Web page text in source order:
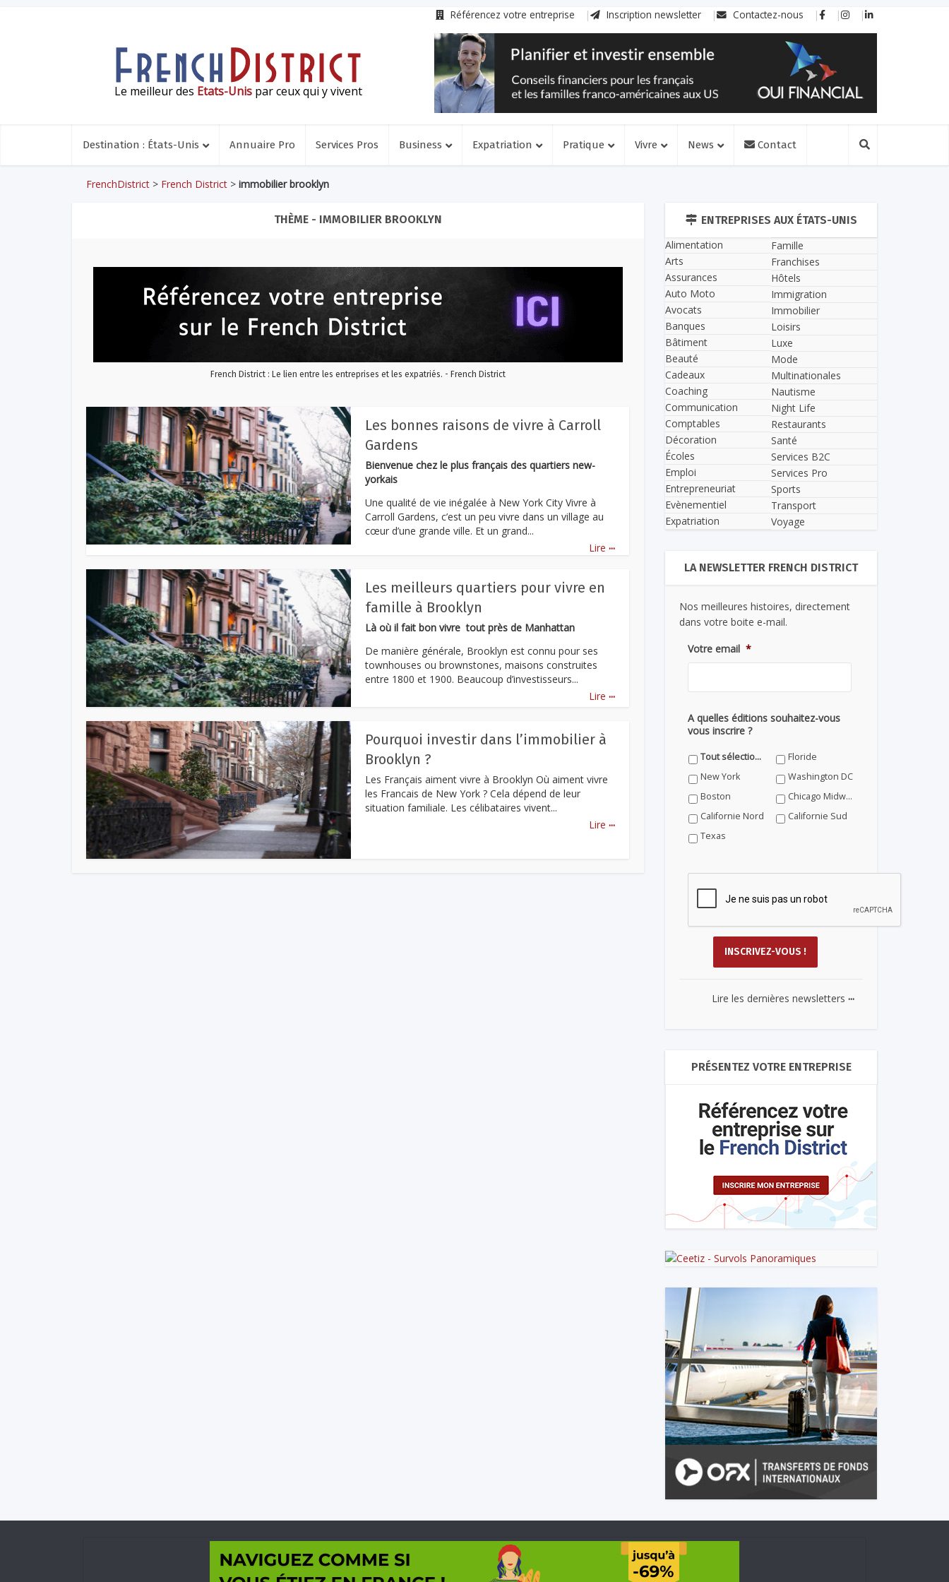
Référencez votre entreprise Inscription newsletter Contactez-nous
Le meilleur des Etats-Unis par ceux qui y vivent
Destination : États-Unis Annuaire Pro Services Pros Business Expatriation Pratique Vivre News Contact
FrenchDistrict > French District > immobilier brooklyn
THÈME - IMMOBILIER BROOKLYN
French District : Le lien entre les entreprises et les expatriés. - French District
Les bonnes raisons de vivre à Carroll
Gardens
Bienvenue chez le plus français des quartiers new-
yorkais
Une qualité de vie inégalée à New York City Vivre à
Carroll Gardens, c’est un peu vivre dans un village au
cœur d’une grande ville. Et un grand...
Lire ...
Les meilleurs quartiers pour vivre en
famille à Brooklyn
Là où il fait bon vivre tout près de Manhattan
De manière générale, Brooklyn est connu pour ses
townhouses ou brownstones, maisons construites
entre 1800 et 1900. Beaucoup d’investisseurs...
Lire ...
Pourquoi investir dans l’immobilier à
Brooklyn ?
Les Français aiment vivre à Brooklyn Où aiment vivre
les Francais de New York ? Cela dépend de leur
situation familiale. Les célibataires vivent...
Lire ...
ENTREPRISES AUX ÉTATS-UNIS
Alimentation
Arts
Assurances
Auto Moto
Avocats
Banques
Bâtiment
Beauté
Cadeaux
Coaching
Communication
Comptables
Décoration
Écoles
Emploi
Entrepreneuriat
Evènementiel
Expatriation
Famille
Franchises
Hôtels
Immigration
Immobilier
Loisirs
Luxe
Mode
Multinationales
Nautisme
Night Life
Restaurants
Santé
Services B2C
Services Pro
Sports
Transport
Voyage
LA NEWSLETTER FRENCH DISTRICT
Nos meilleures histoires, directement
dans votre boite e-mail.
Votre email *
A quelles éditions souhaitez-vous
vous inscrire ?
Tout sélectionner
Floride
New York
Washington DC
Boston
Chicago Midwest
Californie Nord
Californie Sud
Texas
Lire les dernières newsletters ...
PRÉSENTEZ VOTRE ENTREPRISE